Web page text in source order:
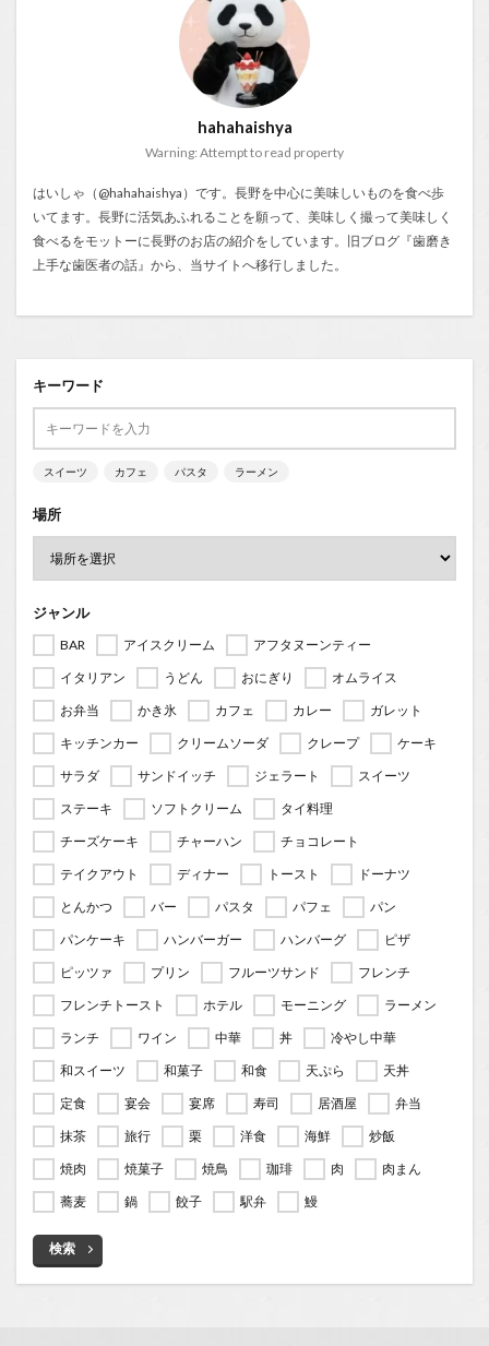
hahahaishya
Warning: Attempt to read property
はいしゃ（@hahahaishya）です。長野を中心に美味しいものを食べ歩
いてます。長野に活気あふれることを願って、美味しく撮って美味しく
食べるをモットーに長野のお店の紹介をしています。旧ブログ『歯磨き
上手な歯医者の話 』から、当サイトへ移行しました。
キーワード
スイーツ カフェ パスタ ラーメン
場所
ジャンル
BAR アイスクリーム
アフタヌーンティー
イタリアン
うどん おにぎり
オムライス
お弁当
かき氷 カフェ カレー
ガレット
キッチンカー
クリームソーダ クレープ
ケーキ
サラダ
サンドイッチ ジェラート
スイーツ
ステーキ
ソフトクリーム
タイ料理
チーズケーキ
チャーハン
チョコレート
テイクアウト
ディナー トースト
ドーナツ
とんかつ
バー パスタ パフェ
パン
パンケーキ
ハンバーガー ハンバーグ
ピザ
ピッツァ
プリン フルーツサンド
フレンチ
フレンチトースト
ホテル モーニング
ラーメン
ランチ
ワイン 中華 丼
冷やし中華
和スイーツ
和菓子 和食 天ぷら
天丼
定食
宴会 宴席 寿司 居酒屋
弁当
抹茶
旅行 栗 洋食 海鮮
炒飯
焼肉
焼菓子 焼鳥 珈琲 肉
肉まん
蕎麦
鍋 餃子 駅弁 鰻
検索